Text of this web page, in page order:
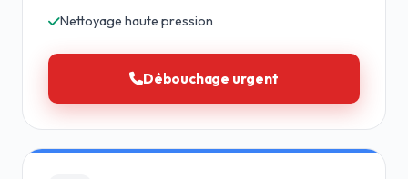
Nettoyage haute pression
Débouchage urgent